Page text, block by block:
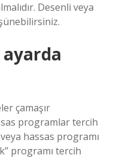
Desenli veya
çamaşır
programlar tercih
hassas programı
programı tercih